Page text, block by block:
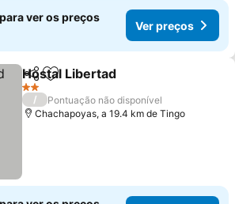
ver os preços
Ver preços
PartilharAdicionar aos favoritos
Hostal Libertad
2 Estrelas
/
Pontuação não disponível
Chachapoyas, a 19.4 km de Tingo